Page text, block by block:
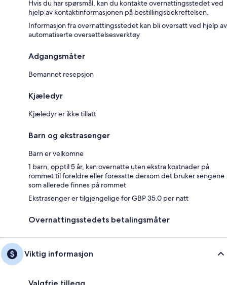
Hvis du har spørsmål, kan du kontakte overnattingsstedet ved
hjelp av kontaktinformasjonen på bestillingsbekreftelsen.
Informasjon fra overnattingsstedet kan bli oversatt ved hjelp av
automatiserte oversettelsesverktøy
Adgangsmåter
Bemannet resepsjon
Kjæledyr
Kjæledyr er ikke tillatt
Barn og ekstrasenger
Barn er velkomne
1 barn, opptil 5 år, kan overnatte uten ekstra kostnader på
rommet til foreldre eller foresatte dersom det bruker sengene
som allerede finnes på rommet
Ekstrasenger er tilgjengelige for GBP 35.0 per natt
Overnattingsstedets betalingsmåter
Viktig informasjon